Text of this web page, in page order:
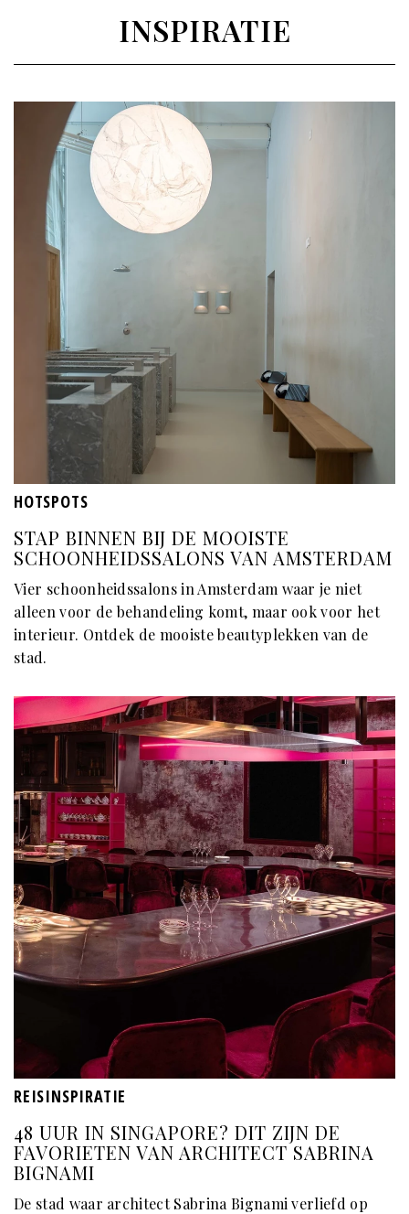
INSPIRATIE
HOTSPOTS
STAP BINNEN BIJ DE MOOISTE
SCHOONHEIDSSALONS VAN AMSTERDAM
Vier schoonheidssalons in Amsterdam waar je niet
alleen voor de behandeling komt, maar ook voor het
interieur. Ontdek de mooiste beautyplekken van de
stad.
REISINSPIRATIE
48 UUR IN SINGAPORE? DIT ZIJN DE
FAVORIETEN VAN ARCHITECT SABRINA
BIGNAMI
De stad waar architect Sabrina Bignami verliefd op